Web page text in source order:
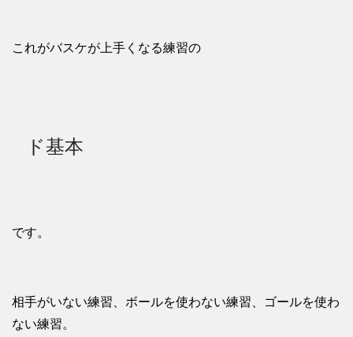
これがバスケが上手くなる練習の
ド基本
です。
相手がいない練習、ボールを使わない練習、ゴールを使わ
ない練習。